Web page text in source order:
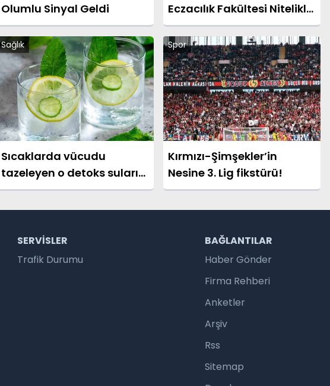
Olumlu Sinyal Geldi
Eczacılık Fakültesi Nitelikli
Eğitimini Sürdürüyor
Sağlık
Sıcaklarda vücudu
tazeleyen o detoks suları
nasıl yapılır?
Spor
Kırmızı-Şimşekler’in
Nesine 3. Lig fikstürü!
SERVISLER
Trafik Durumu
BAĞLANTILAR
Haber Gönder
Firma Rehberi
Anketler
Arşiv
Rss
Sitemap